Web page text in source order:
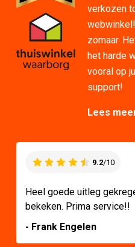
verkozen
zomaar.
het harde
vooral op
support!
Lees
9.2/10
Heel goede uitleg
bekeken. Prima service!!
- Frank Engelen